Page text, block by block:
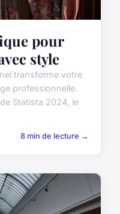
pour
style
transforme votre
professionnelle.
Statista 2024, le
8 min de lecture →